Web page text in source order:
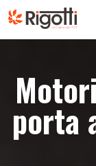
porta